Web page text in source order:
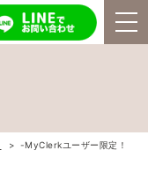
-MyClerkユーザー限定！